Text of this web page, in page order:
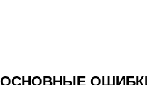
ОСНОВНЫЕ